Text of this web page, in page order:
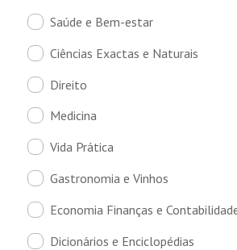
Saúde e Bem-estar
Ciências Exactas e Naturais
Direito
Medicina
Vida Prática
Gastronomia e Vinhos
Economia Finanças e
Dicionários e Enciclopédias